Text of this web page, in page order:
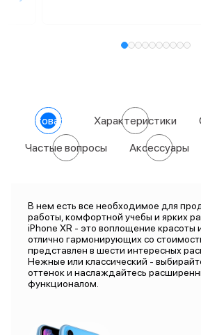
О товаре Характеристики
Частые вопросы Аксессуары
В нем есть все необходимое для
работы, комфортной учебы и ярких
iPhone XR - это воплощение красоты
отлично гармонирующих со
представлен в шести интересных
Нежные или классический -
оттенок и наслаждайтесь
функционалом.